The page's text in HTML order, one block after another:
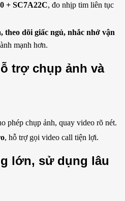
+ SC7A22C, đo nhịp tim liên tục
theo dõi giấc ngủ, nhắc nhở vận
mạnh hơn.
trợ chụp ảnh và
phép chụp ảnh, quay video rõ nét.
, hỗ trợ gọi video call tiện lợi.
lớn, sử dụng lâu